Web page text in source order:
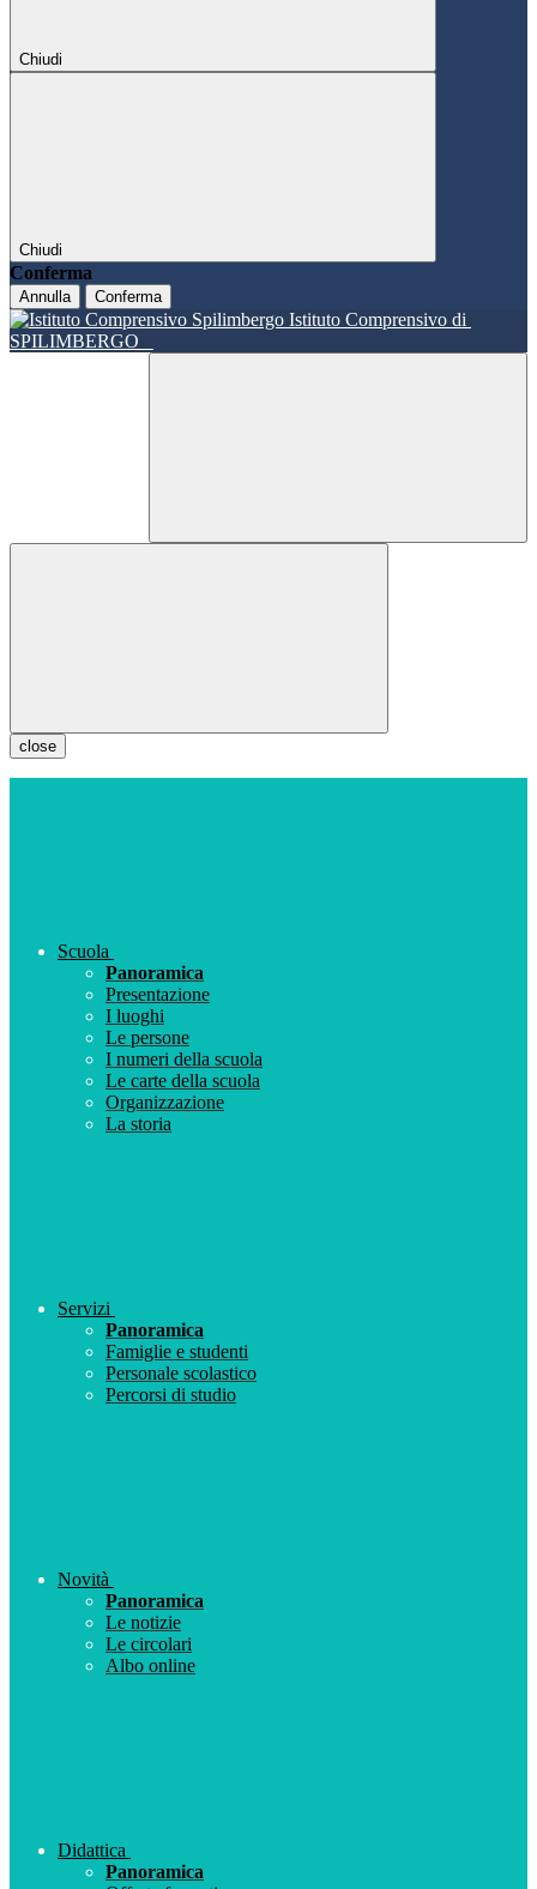
Chiudi
Chiudi
Conferma
Annulla Conferma
Istituto Comprensivo di
SPILIMBERGO
close
Scuola
Panoramica
Presentazione
I luoghi
Le persone
I numeri della scuola
Le carte della scuola
Organizzazione
La storia
Servizi
Panoramica
Famiglie e studenti
Personale scolastico
Percorsi di studio
Novità
Panoramica
Le notizie
Le circolari
Albo online
Didattica
Panoramica